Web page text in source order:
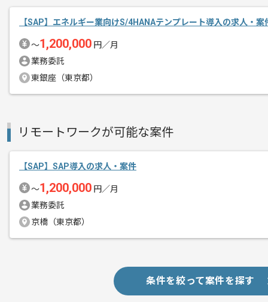
【SAP】エネルギー業向けS/4HANAテンプレート導入の求人・案
〜1,200,000 円／月
業務委託
東銀座（東京都）
リモートワークが可能な案件
【SAP】SAP導入の求人・案件
〜1,200,000 円／月
業務委託
京橋（東京都）
条件を絞って案件を探す